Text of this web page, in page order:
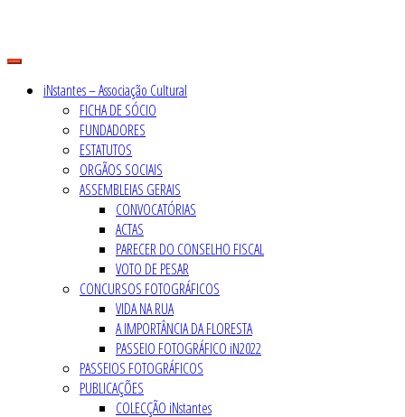
content
iNstantes – Associação Cultural
FICHA DE SÓCIO
FUNDADORES
ESTATUTOS
ORGÃOS SOCIAIS
ASSEMBLEIAS GERAIS
CONVOCATÓRIAS
ACTAS
PARECER DO CONSELHO FISCAL
VOTO DE PESAR
CONCURSOS FOTOGRÁFICOS
VIDA NA RUA
A IMPORTÂNCIA DA FLORESTA
PASSEIO FOTOGRÁFICO iN2022
PASSEIOS FOTOGRÁFICOS
PUBLICAÇÕES
COLECÇÃO iNstantes